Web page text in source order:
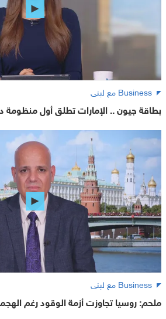
Business مع لبنى
بطاقة جيون .. الإمارات تطلق أول منظومة
Business مع لبنى
ملحم: روسيا تجاوزت أزمة الوقود رغم